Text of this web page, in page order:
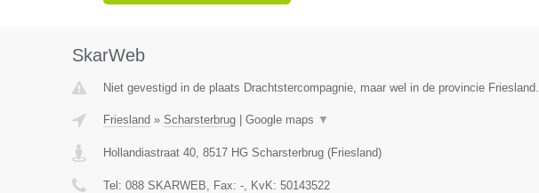
SkarWeb
Niet gevestigd in de plaats Drachtstercompagnie, maar wel in de provincie Friesland.
Friesland » Scharsterbrug| Google maps ▼
Hollandiastraat 40, 8517 HG Scharsterbrug(Friesland)
Tel: 088 SKARWEB, Fax: -, KvK: 50143522